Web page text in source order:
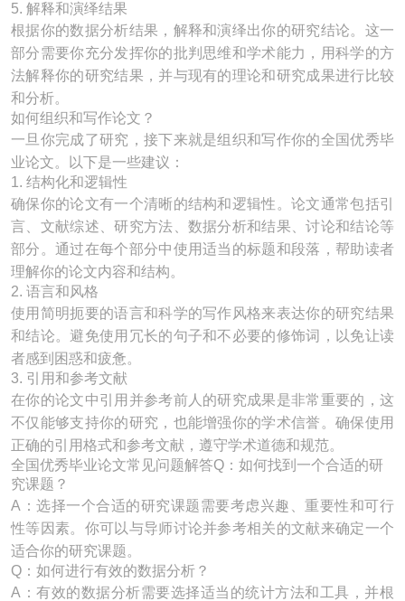
5. 解释和演绎结果
根据你的数据分析结果，解释和演绎出你的研究结论。这一
部分需要你充分发挥你的批判思维和学术能力，用科学的方
法解释你的研究结果，并与现有的理论和研究成果进行比较
和分析。
如何组织和写作论文？
一旦你完成了研究，接下来就是组织和写作你的全国优秀毕
业论文。以下是一些建议：
1. 结构化和逻辑性
确保你的论文有一个清晰的结构和逻辑性。论文通常包括引
言、文献综述、研究方法、数据分析和结果、讨论和结论等
部分。通过在每个部分中使用适当的标题和段落，帮助读者
理解你的论文内容和结构。
2. 语言和风格
使用简明扼要的语言和科学的写作风格来表达你的研究结果
和结论。避免使用冗长的句子和不必要的修饰词，以免让读
者感到困惑和疲惫。
3. 引用和参考文献
在你的论文中引用并参考前人的研究成果是非常重要的，这
不仅能够支持你的研究，也能增强你的学术信誉。确保使用
正确的引用格式和参考文献，遵守学术道德和规范。
全国优秀毕业论文常见问题解答Q：如何找到一个合适的研
究课题？
A：选择一个合适的研究课题需要考虑兴趣、重要性和可行
性等因素。你可以与导师讨论并参考相关的文献来确定一个
适合你的研究课题。
Q：如何进行有效的数据分析？
A：有效的数据分析需要选择适当的统计方法和工具，并根